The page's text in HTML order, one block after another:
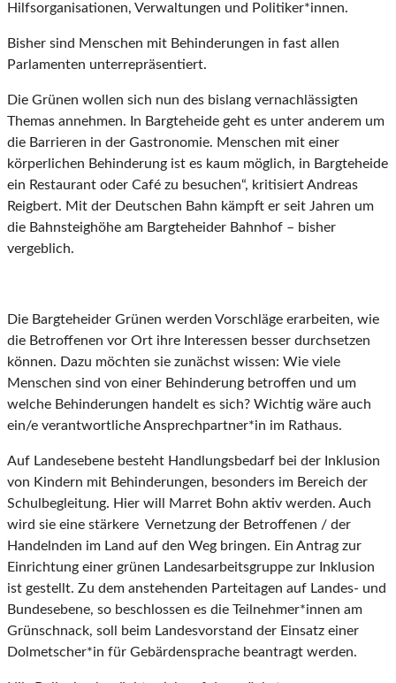
Hilfsorganisationen, Verwaltungen und Politiker*innen.
Bisher sind Menschen mit Behinderungen in fast allen
Parlamenten unterrepräsentiert.
Die Grünen wollen sich nun des bislang vernachlässigten
Themas annehmen. In Bargteheide geht es unter anderem um
die Barrieren in der Gastronomie. Menschen mit einer
körperlichen Behinderung ist es kaum möglich, in Bargteheide
ein Restaurant oder Café zu besuchen“, kritisiert Andreas
Reigbert. Mit der Deutschen Bahn kämpft er seit Jahren um
die Bahnsteighöhe am Bargteheider Bahnhof – bisher
vergeblich.
Die Bargteheider Grünen werden Vorschläge erarbeiten, wie
die Betroffenen vor Ort ihre Interessen besser durchsetzen
können. Dazu möchten sie zunächst wissen: Wie viele
Menschen sind von einer Behinderung betroffen und um
welche Behinderungen handelt es sich? Wichtig wäre auch
ein/e verantwortliche Ansprechpartner*in im Rathaus.
Auf Landesebene besteht Handlungsbedarf bei der Inklusion
von Kindern mit Behinderungen, besonders im Bereich der
Schulbegleitung. Hier will Marret Bohn aktiv werden. Auch
wird sie eine stärkere Vernetzung der Betroffenen / der
Handelnden im Land auf den Weg bringen. Ein Antrag zur
Einrichtung einer grünen Landesarbeitsgruppe zur Inklusion
ist gestellt. Zu dem anstehenden Parteitagen auf Landes- und
Bundesebene, so beschlossen es die Teilnehmer*innen am
Grünschnack, soll beim Landesvorstand der Einsatz einer
Dolmetscher*in für Gebärdensprache beantragt werden.